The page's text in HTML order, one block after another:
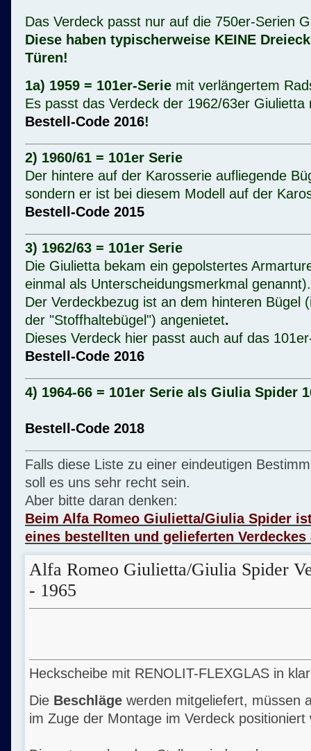
Das Verdeck passt nur auf die 750er-Serien
Diese haben typischerweise KEINE
Türen!
1a) 1959 = 101er-Serie mit verlängertem
Es passt das Verdeck der 1962/63er Giulietta
Bestell-Code 2016!
2) 1960/61 = 101er Serie
Der hintere auf der Karosserie aufliegende
sondern er ist bei diesem Modell auf der
Bestell-Code 2015
3) 1962/63 = 101er Serie
Die Giulietta bekam ein gepolstertes
einmal als Unterscheidungsmerkmal genannt).
Der Verdeckbezug ist an dem hinteren Bügel
der "Stoffhaltebügel") angenietet.
Dieses Verdeck hier passt auch auf das
Bestell-Code 2016
4) 1964-66 = 101er Serie als Giulia Spider
Bestell-Code 2018
Falls diese Liste zu einer eindeutigen
soll es uns sehr recht sein.
Aber bitte daran denken:
Beim Alfa Romeo Giulietta/Giulia Spider
eines bestellten und gelieferten
Alfa Romeo Giulietta/Giulia Spider
- 1965
Heckscheibe mit RENOLIT-FLEXGLAS in
Die Beschläge werden mitgeliefert, müssen
im Zuge der Montage im Verdeck positioniert